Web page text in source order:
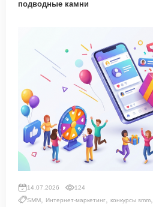
подводные камни
14.07.2026
124
SMM, Интернет-маркетинг, конкурсы smm,